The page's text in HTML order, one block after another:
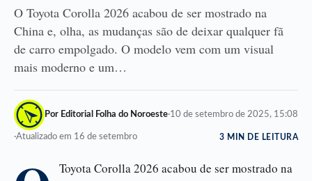
O Toyota Corolla 2026 acabou de ser mostrado na
China e, olha, as mudanças são de deixar qualquer fã
de carro empolgado. O modelo vem com um visual
mais moderno e um…
Por Editorial Folha do Noroeste·10 de setembro de 2025, 15:08
·Atualizado em 16 de setembro 3 MIN DE LEITURA
Toyota Corolla 2026 acabou de ser mostrado na